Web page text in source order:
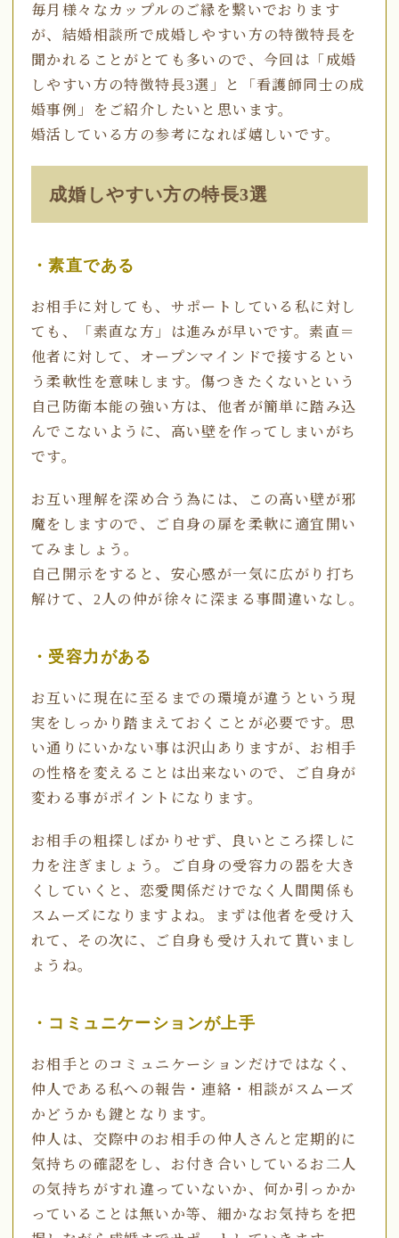
毎月様々なカップルのご縁を繋いでおります
が、結婚相談所で成婚しやすい方の特徴特長を
聞かれることがとても多いので、今回は「成婚
しやすい方の特徴特長3選」と「看護師同士の成
婚事例」をご紹介したいと思います。
婚活している方の参考になれば嬉しいです。
成婚しやすい方の特長3選
・素直である
お相手に対しても、サポートしている私に対し
ても、「素直な方」は進みが早いです。素直＝
他者に対して、オープンマインドで接するとい
う柔軟性を意味します。傷つきたくないという
自己防衛本能の強い方は、他者が簡単に踏み込
んでこないように、高い壁を作ってしまいがち
です。
お互い理解を深め合う為には、この高い壁が邪
魔をしますので、ご自身の扉を柔軟に適宜開い
てみましょう。
自己開示をすると、安心感が一気に広がり打ち
解けて、2人の仲が徐々に深まる事間違いなし。
・受容力がある
お互いに現在に至るまでの環境が違うという現
実をしっかり踏まえておくことが必要です。思
い通りにいかない事は沢山ありますが、お相手
の性格を変えることは出来ないので、ご自身が
変わる事がポイントになります。
お相手の粗探しばかりせず、良いところ探しに
力を注ぎましょう。ご自身の受容力の器を大き
くしていくと、恋愛関係だけでなく人間関係も
スムーズになりますよね。まずは他者を受け入
れて、その次に、ご自身も受け入れて貰いまし
ょうね。
・コミュニケーションが上手
お相手とのコミュニケーションだけではなく、
仲人である私への報告・連絡・相談がスムーズ
かどうかも鍵となります。
仲人は、交際中のお相手の仲人さんと定期的に
気持ちの確認をし、お付き合いしているお二人
の気持ちがすれ違っていないか、何か引っかか
っていることは無いか等、細かなお気持ちを把